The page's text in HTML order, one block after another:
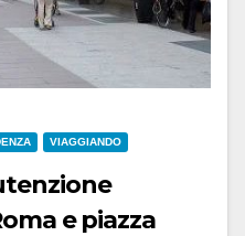
VIAGGIANDO
e piazza